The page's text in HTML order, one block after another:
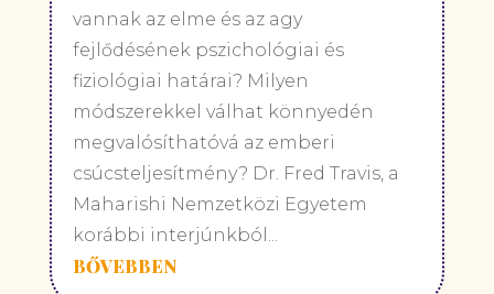
vannak az elme és az agy
fejlődésének pszichológiai és
fiziológiai határai? Milyen
módszerekkel válhat könnyedén
megvalósíthatóvá az emberi
csúcsteljesítmény? Dr. Fred Travis, a
Maharishi Nemzetközi Egyetem
korábbi interjúnkból...
BŐVEBBEN